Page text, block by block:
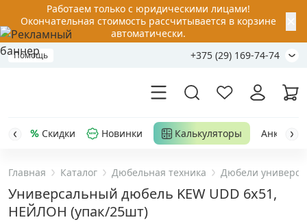
Работаем только с юридическими лицами!
Окончательная стоимость рассчитывается в корзине
автоматически.
Помощь +375 (29) 169-74-74
Акции
Распродажа
Скидки Новинки Калькуляторы Анкер-
Главная Каталог Дюбельная техника Дюбели
Универсальный дюбель KEW UDD 6x51,
НЕЙЛОН (упак/25шт)